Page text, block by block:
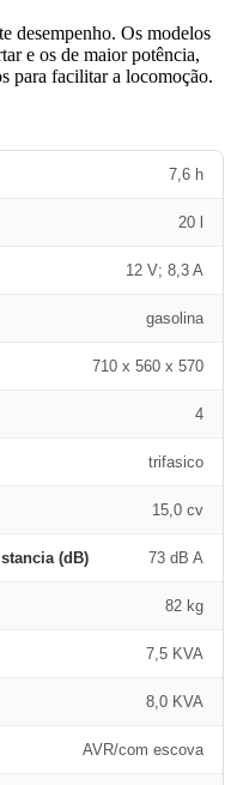
desempenho. Os modelos
e os de maior potência,
para facilitar a locomoção.
7,6 h
20 l
12 V; 8,3 A
gasolina
710 x 560 x 570
4
trifasico
15,0 cv
(dB) 73 dB A
82 kg
7,5 KVA
8,0 KVA
AVR/com escova